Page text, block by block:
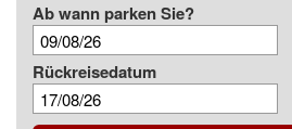
Ab wann parken Sie?
Rückreisedatum